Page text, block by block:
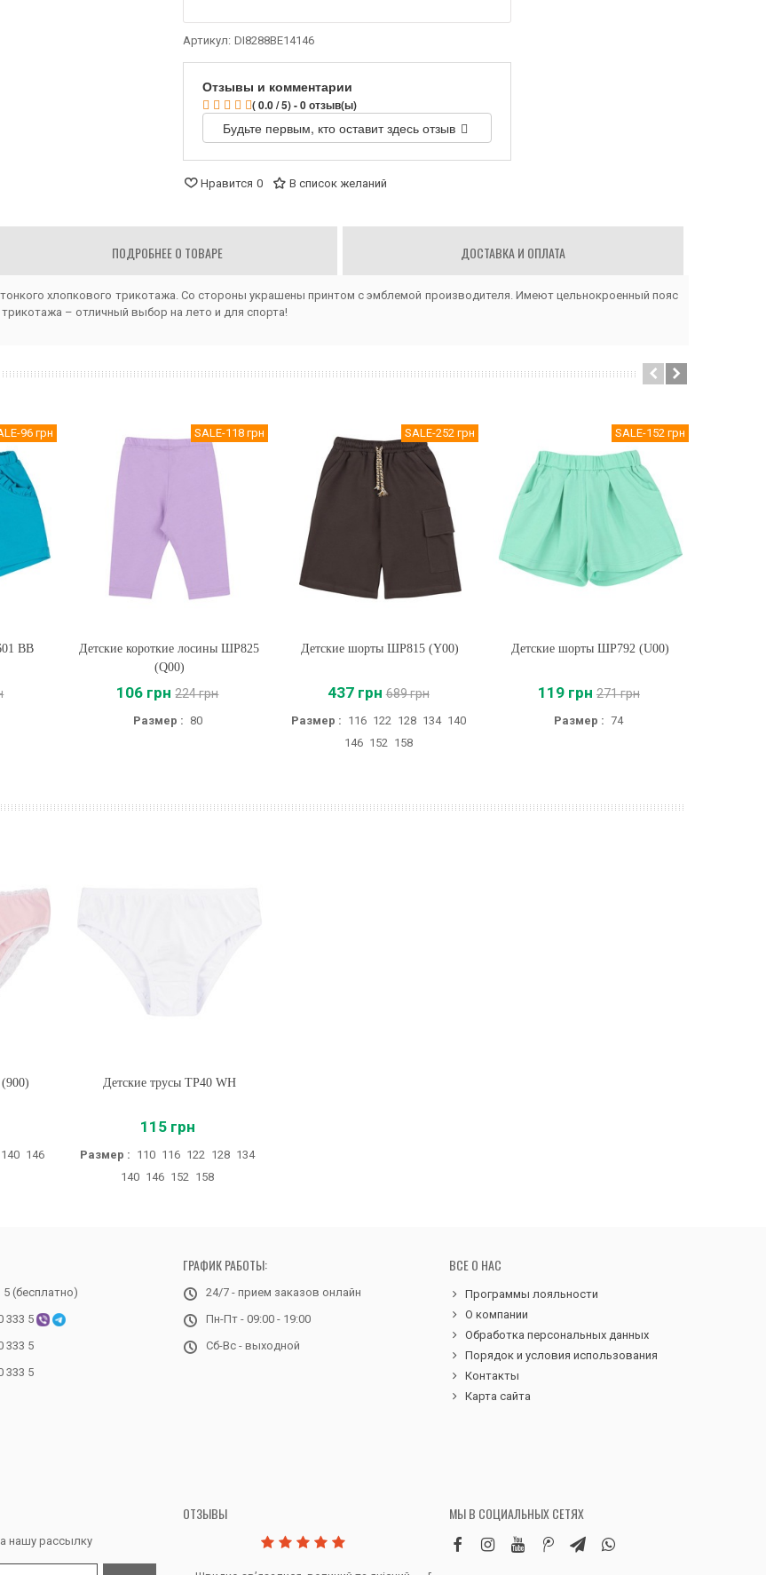
Артикул: DI8288BE14146
Отзывы и комментарии
( 0.0 / 5) - 0 отзыв(ы)
Будьте первым, кто оставит здесь отзыв
Нравится 0 В список желаний
ПОДРОБНЕЕ О ТОВАРЕ ДОСТАВКА И ОПЛАТА
хлопкового трикотажа. Со стороны украшены принтом с эмблемой производителя. Имеют цельнокроенный пояс
– отличный выбор на лето и для спорта!
-96 грн
BB
SALE-118 грн
Купить
Детские короткие лосины ШР825
(Q00)
106 грн 224 грн
Размер : 80
SALE-252 грн
Купить
Детские шорты ШР815 (Y00)
437 грн 689 грн
Размер : 116 122 128 134 140
146 152 158
SALE-152 грн
Купить
Детские шорты ШР792 (U00)
119 грн 271 грн
Размер : 74
140 146
Купить
Детские трусы ТР40 WH
115 грн
Размер : 110 116 122 128 134
140 146 152 158
5 (бесплатно)
333 5
333 5
333 5
ГРАФИК РАБОТЫ:
24/7 - прием заказов онлайн
Пн-Пт - 09:00 - 19:00
Сб-Вс - выходной
ВСЕ О НАС
Программы лояльности
О компании
Обработка персональных данных
Порядок и условия использования
Контакты
Карта сайта
нашу рассылку
ОТЗЫВЫ МЫ В СОЦИАЛЬНЫХ СЕТЯХ